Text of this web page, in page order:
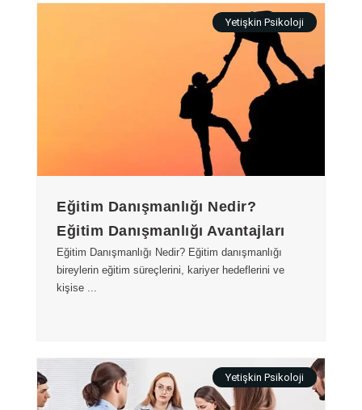
Yetişkin Psikoloji
Eğitim Danışmanlığı Nedir?
Eğitim Danışmanlığı Avantajları
Eğitim Danışmanlığı Nedir? Eğitim danışmanlığı
bireylerin eğitim süreçlerini, kariyer hedeflerini ve
kişise ...
Yetişkin Psikoloji